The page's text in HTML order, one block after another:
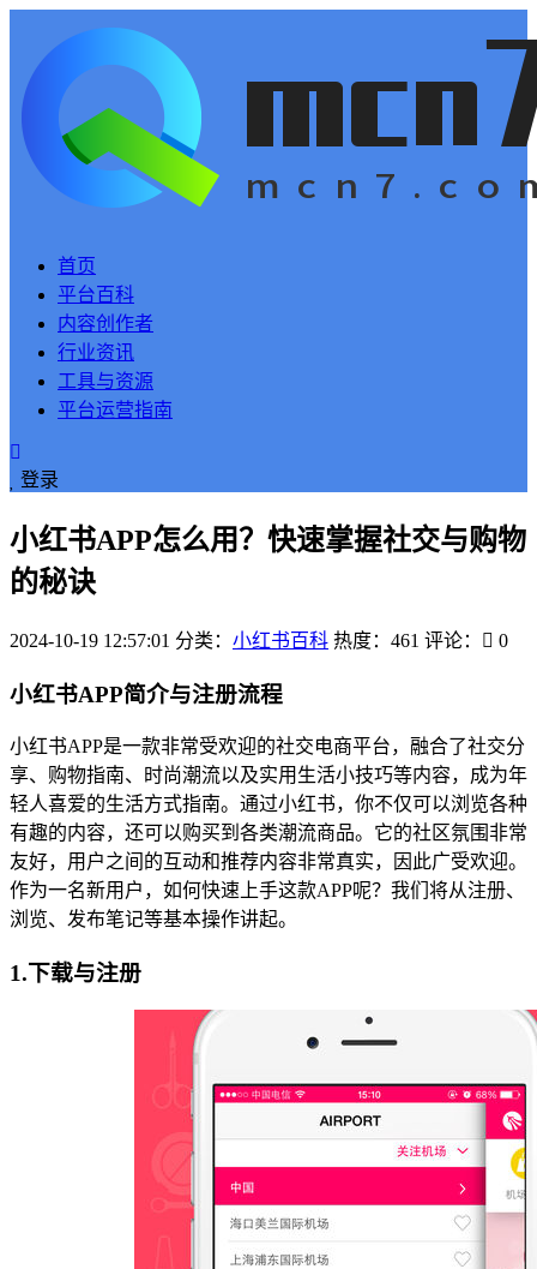
首页
平台百科
内容创作者
行业资讯
工具与资源
平台运营指南
登录
小红书APP怎么用？快速掌握社交与购物
的秘诀
2024-10-19 12:57:01 分类： 小红书百科 热度：461 评论： 0
小红书APP简介与注册流程
小红书APP是一款非常受欢迎的社交电商平台，融合了社交分
享、购物指南、时尚潮流以及实用生活小技巧等内容，成为年
轻人喜爱的生活方式指南。通过小红书，你不仅可以浏览各种
有趣的内容，还可以购买到各类潮流商品。它的社区氛围非常
友好，用户之间的互动和推荐内容非常真实，因此广受欢迎。
作为一名新用户，如何快速上手这款APP呢？我们将从注册、
浏览、发布笔记等基本操作讲起。
1.下载与注册